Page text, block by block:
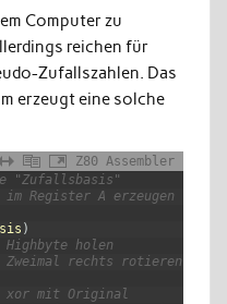
Computer zu
reichen für
Zufallszahlen. Das
erzeugt eine solche
Z80 Assembler
"Zufallsbasis"
Register A erzeugen
)
Highbyte holen
Zweimal rechts rotieren
xor mit Original